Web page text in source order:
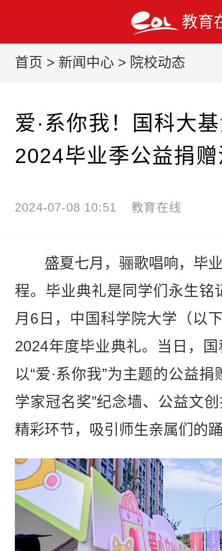
教育
首页 > 新闻中心 > 院校动态
爱·系你我！国科大
2024毕业季公益捐
2024-07-08 10:51 教育在线
盛夏七月，骊歌唱响，毕业
程。毕业典礼是同学们永生铭
月6日，中国科学院大学（以
2024年度毕业典礼。当日，
以“爱·系你我”为主题的公益
学家冠名奖”纪念墙、公益文
精彩环节，吸引师生亲属们的